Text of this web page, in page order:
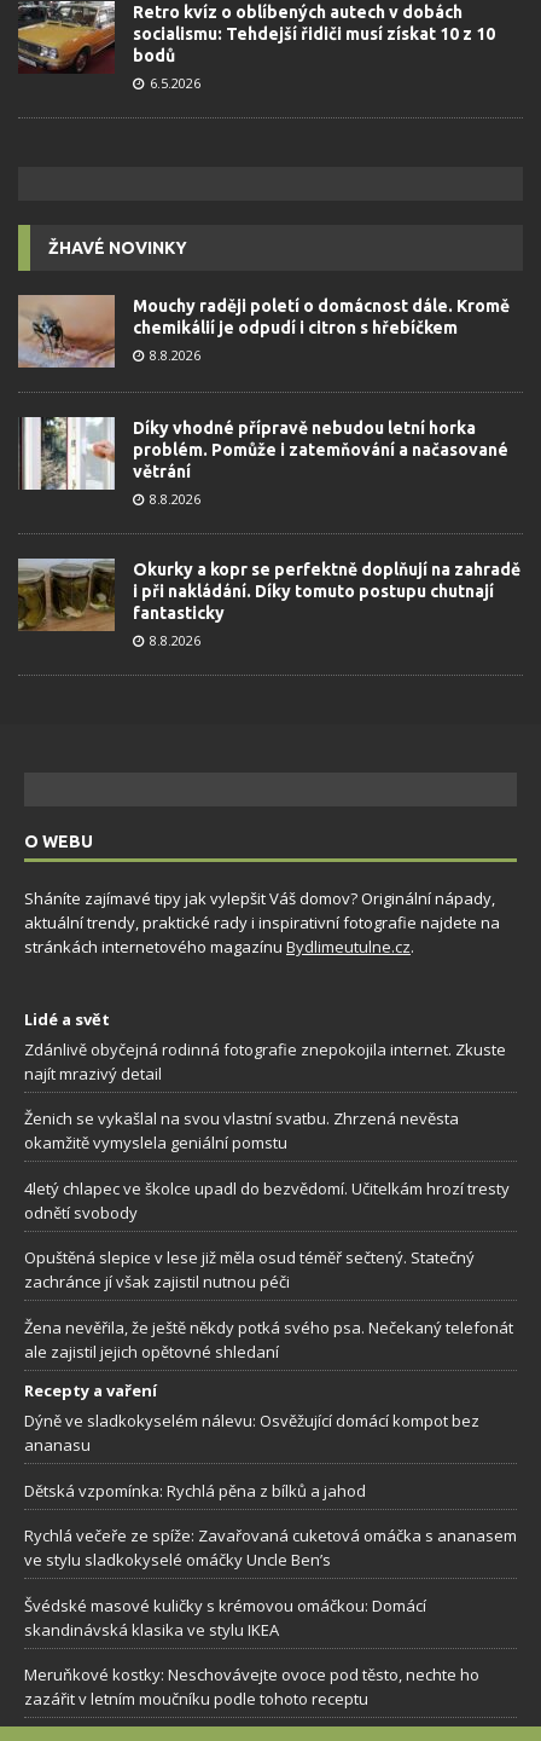
Retro kvíz o oblíbených autech v dobách
socialismu: Tehdejší řidiči musí získat 10 z 10
bodů
6.5.2026
ŽHAVÉ NOVINKY
Mouchy raději poletí o domácnost dále. Kromě
chemikálií je odpudí i citron s hřebíčkem
8.8.2026
Díky vhodné přípravě nebudou letní horka
problém. Pomůže i zatemňování a načasované
větrání
8.8.2026
Okurky a kopr se perfektně doplňují na zahradě
i při nakládání. Díky tomuto postupu chutnají
fantasticky
8.8.2026
O WEBU
Sháníte zajímavé tipy jak vylepšit Váš domov? Originální nápady,
aktuální trendy, praktické rady i inspirativní fotografie najdete na
stránkách internetového magazínu Bydlimeutulne.cz.
Lidé a svět
Zdánlivě obyčejná rodinná fotografie znepokojila internet. Zkuste
najít mrazivý detail
Ženich se vykašlal na svou vlastní svatbu. Zhrzená nevěsta
okamžitě vymyslela geniální pomstu
4letý chlapec ve školce upadl do bezvědomí. Učitelkám hrozí tresty
odnětí svobody
Opuštěná slepice v lese již měla osud téměř sečtený. Statečný
zachránce jí však zajistil nutnou péči
Žena nevěřila, že ještě někdy potká svého psa. Nečekaný telefonát
ale zajistil jejich opětovné shledaní
Recepty a vaření
Dýně ve sladkokyselém nálevu: Osvěžující domácí kompot bez
ananasu
Dětská vzpomínka: Rychlá pěna z bílků a jahod
Rychlá večeře ze spíže: Zavařovaná cuketová omáčka s ananasem
ve stylu sladkokyselé omáčky Uncle Ben’s
Švédské masové kuličky s krémovou omáčkou: Domácí
skandinávská klasika ve stylu IKEA
Meruňkové kostky: Neschovávejte ovoce pod těsto, nechte ho
zazářit v letním moučníku podle tohoto receptu